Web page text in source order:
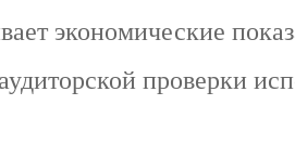
экономические
проверки